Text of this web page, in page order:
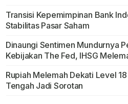
Transisi Kepemimpinan Bank
Stabilitas Pasar Saham
Dinaungi Sentimen Mundurnya
Kebijakan The Fed, IHSG
Rupiah Melemah Dekati Level
Tengah Jadi Sorotan